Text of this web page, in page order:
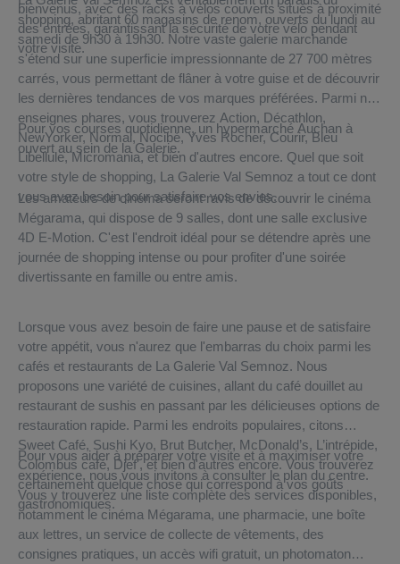
bienvenus, avec des racks à vélos couverts situés à proximité
des entrées, garantissant la sécurité de votre vélo pendant
votre visite.
shopping, abritant 60 magasins de renom, ouverts du lundi au
samedi de 9h30 à 19h30. Notre vaste galerie marchande
s'étend sur une superficie impressionnante de 27 700 mètres
carrés, vous permettant de flâner à votre guise et de découvrir
les dernières tendances de vos marques préférées. Parmi nos
enseignes phares, vous trouverez Action, Décathlon,
NewYorker, Normal, Nocibé, Yves Rocher, Courir, Bleu
Libellule, Micromania, et bien d'autres encore. Quel que soit
votre style de shopping, La Galerie Val Semnoz a tout ce dont
vous avez besoin pour satisfaire vos envies.
Pour vos courses quotidienne, un hypermarché Auchan à
ouvert au sein de la Galerie.
Les amateurs de cinéma seront ravis de découvrir le cinéma
Mégarama, qui dispose de 9 salles, dont une salle exclusive
4D E-Motion. C'est l'endroit idéal pour se détendre après une
journée de shopping intense ou pour profiter d'une soirée
divertissante en famille ou entre amis.
Lorsque vous avez besoin de faire une pause et de satisfaire
votre appétit, vous n'aurez que l'embarras du choix parmi les
cafés et restaurants de La Galerie Val Semnoz. Nous
proposons une variété de cuisines, allant du café douillet au
restaurant de sushis en passant par les délicieuses options de
restauration rapide. Parmi les endroits populaires, citons
Sweet Café, Sushi Kyo, Brut Butcher, McDonald’s, L’intrépide,
Colombus café, Djef', et bien d'autres encore. Vous trouverez
certainement quelque chose qui correspond à vos goûts
gastronomiques.
Pour vous aider à préparer votre visite et à maximiser votre
expérience, nous vous invitons à consulter le plan du centre.
Vous y trouverez une liste complète des services disponibles,
notamment le cinéma Mégarama, une pharmacie, une boîte
aux lettres, un service de collecte de vêtements, des
consignes pratiques, un accès wifi gratuit, un photomaton